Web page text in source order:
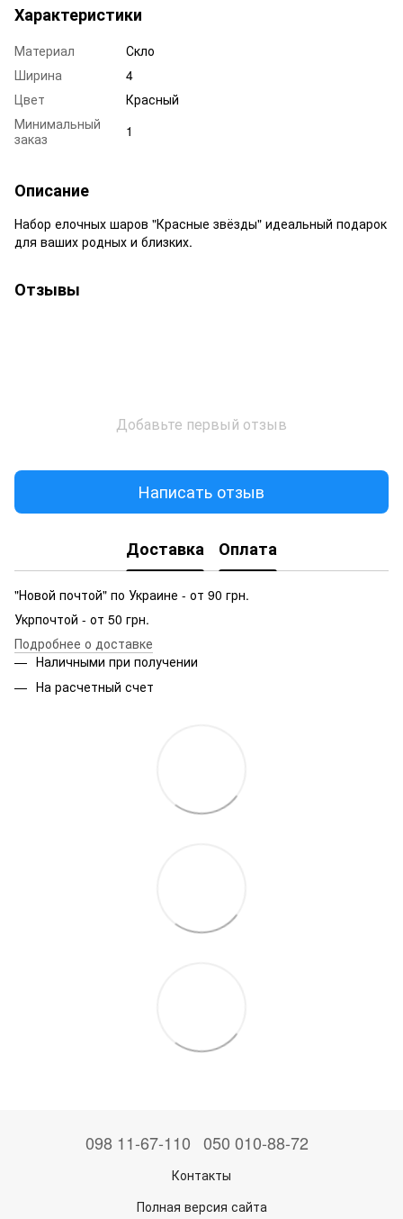
Характеристики
Материал
Скло
Ширина
4
Цвет
Красный
Минимальный
заказ
1
Описание
Набор елочных шаров "Красные звёзды" идеальный подарок
для ваших родных и близких.
Отзывы
Добавьте первый отзыв
Написать отзыв
Доставка Оплата
"Новой почтой" по Украине - от 90 грн.
Укрпочтой - от 50 грн.
Подробнее о доставке
Наличными при получении
На расчетный счет
098 11-67-110 050 010-88-72
Контакты
Полная версия сайта